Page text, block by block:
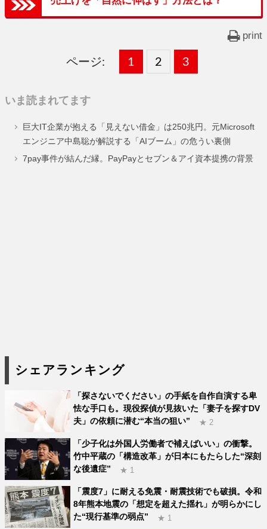
print
ページ:
固
ー
ジ
1 ,
固
ー
ジ
2 ,
固
ー
ジ
3
いま読まれてます
巨大IT企業が抱える「見えない借金」は250兆円。元Microsoft
エンジニア中島聡が解説する「AIブーム」の危うい裏側
7pay事件が結んだ縁。PayPayとセブン＆アイ資本提携の背景
シェアランキング
「探さないでください」の手紙を自作自演する卑
怯な手口も。現役探偵が見抜いた「妻子を探すDV
夫」の依頼に潜む“本当の狙い”
★ 2
「少子化は外国人労働者で補えばいい」の衝撃。
竹中平蔵の「構造改革」が日本にもたらした“深刻
な後遺症”
★ 1
「震度7」に耐える免震・耐震技術でも破損。令和
8年熊本地震の「想定を超えた揺れ」が明らかにし
た“現行基準の弱点”
★ 1